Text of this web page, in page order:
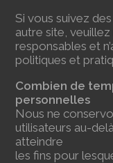
Si vous suivez
autre site,
responsables et
politiques et
Combien de
personnelles
Nous ne
utilisateurs au-
atteindre
les fins pour